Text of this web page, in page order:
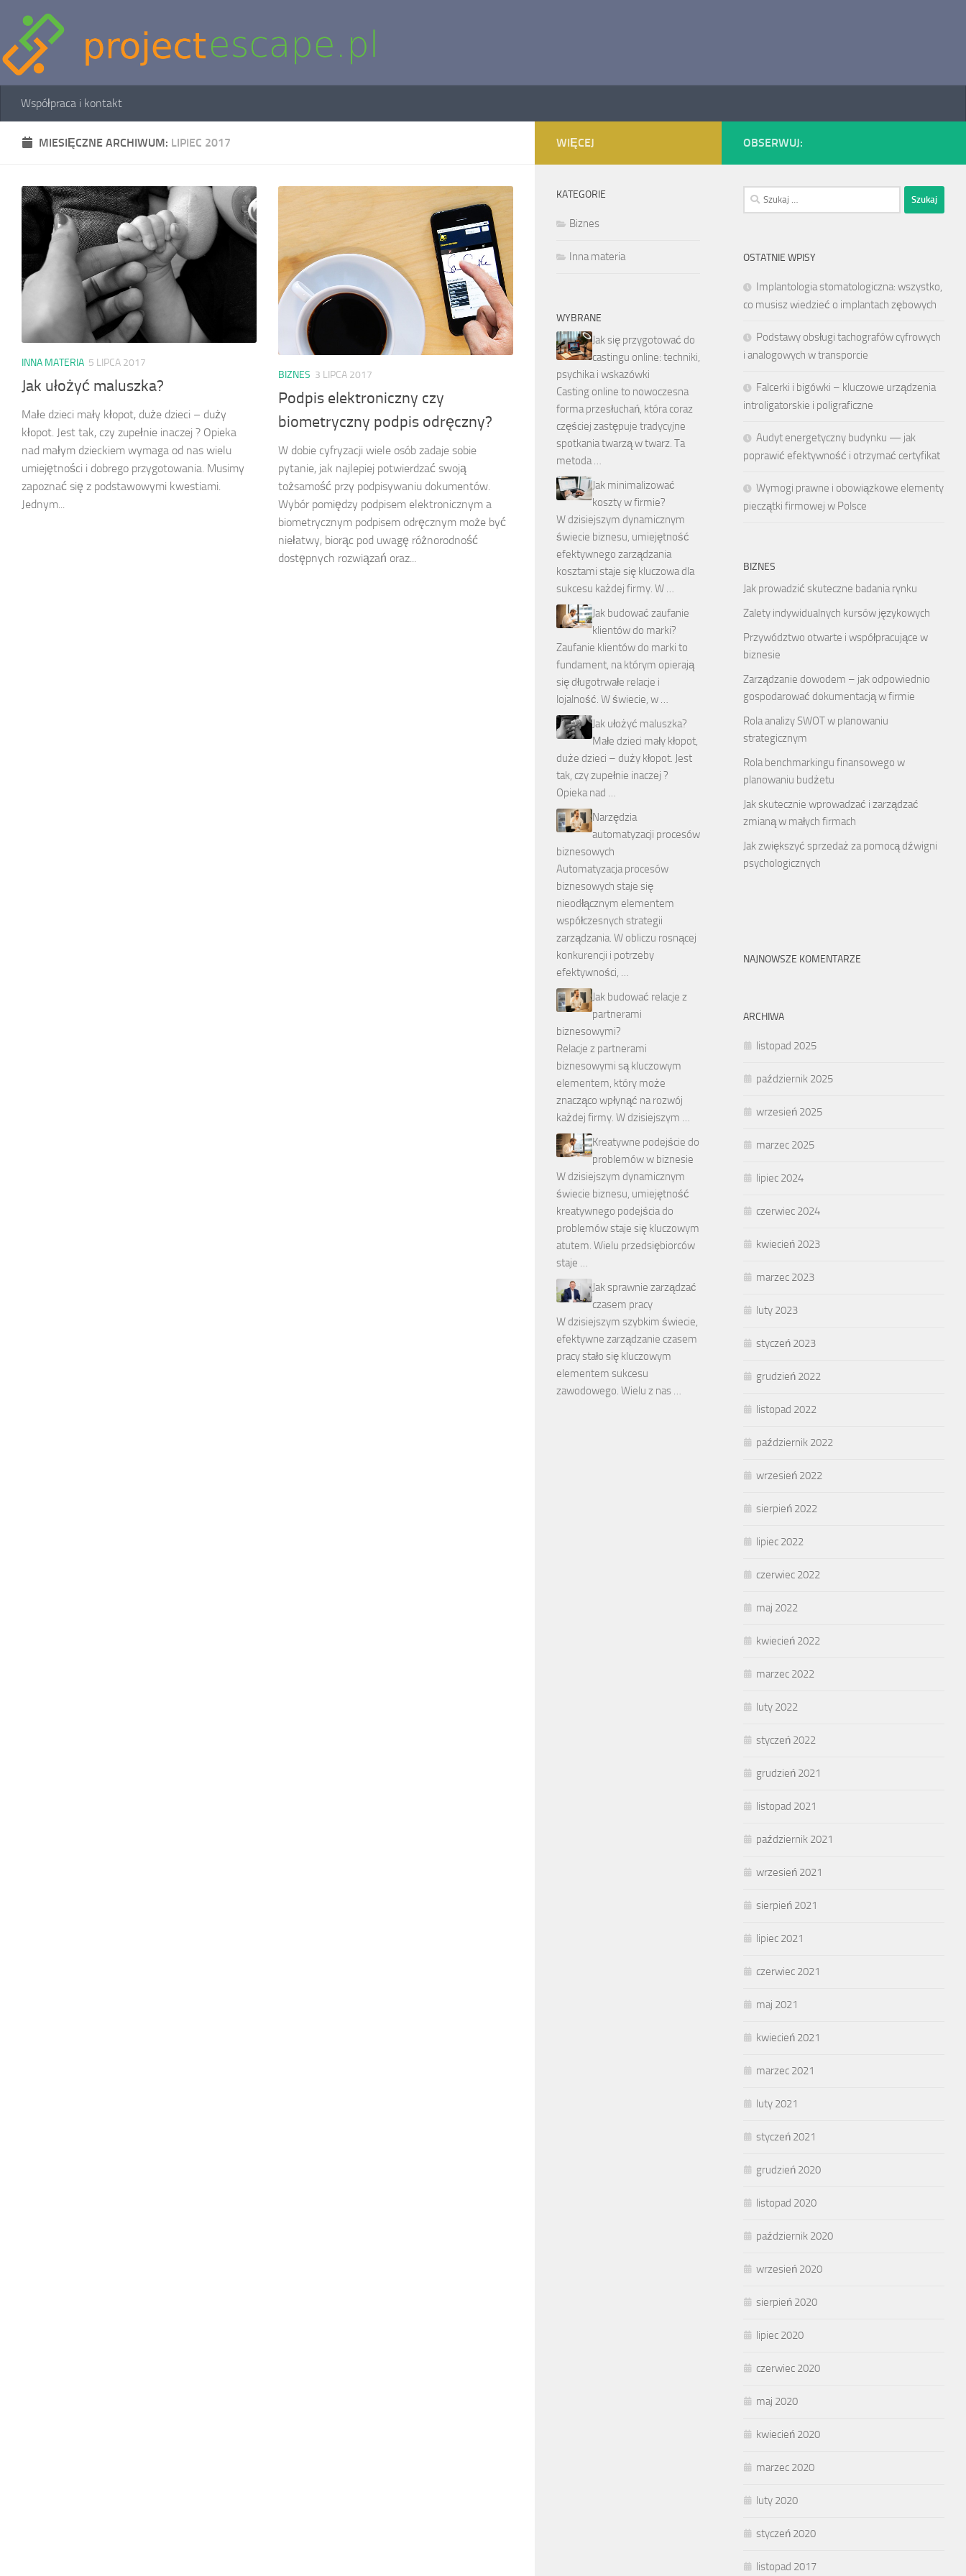
Skip to content
Współpraca i kontakt
MIESIĘCZNE ARCHIWUM: LIPIEC 2017
INNA MATERIA 5 LIPCA 2017
Jak ułożyć maluszka?
Małe dzieci mały kłopot, duże dzieci – duży
kłopot. Jest tak, czy zupełnie inaczej ? Opieka
nad małym dzieckiem wymaga od nas wielu
umiejętności i dobrego przygotowania. Musimy
zapoznać się z podstawowymi kwestiami.
Jednym...
BIZNES 3 LIPCA 2017
Podpis elektroniczny czy
biometryczny podpis odręczny?
W dobie cyfryzacji wiele osób zadaje sobie
pytanie, jak najlepiej potwierdzać swoją
tożsamość przy podpisywaniu dokumentów.
Wybór pomiędzy podpisem elektronicznym a
biometrycznym podpisem odręcznym może być
niełatwy, biorąc pod uwagę różnorodność
dostępnych rozwiązań oraz...
OBSERWUJ:
Szukaj:
OSTATNIE WPISY
Implantologia stomatologiczna: wszystko,
co musisz wiedzieć o implantach zębowych
Podstawy obsługi tachografów cyfrowych
i analogowych w transporcie
Falcerki i bigówki – kluczowe urządzenia
introligatorskie i poligraficzne
Audyt energetyczny budynku — jak
poprawić efektywność i otrzymać certyfikat
Wymogi prawne i obowiązkowe elementy
pieczątki firmowej w Polsce
BIZNES
Jak prowadzić skuteczne badania rynku
Zalety indywidualnych kursów językowych
Przywództwo otwarte i współpracujące w
biznesie
Zarządzanie dowodem – jak odpowiednio
gospodarować dokumentacją w firmie
Rola analizy SWOT w planowaniu
strategicznym
Rola benchmarkingu finansowego w
planowaniu budżetu
Jak skutecznie wprowadzać i zarządzać
zmianą w małych firmach
Jak zwiększyć sprzedaż za pomocą dźwigni
psychologicznych
NAJNOWSZE KOMENTARZE
ARCHIWA
listopad 2025
październik 2025
wrzesień 2025
marzec 2025
lipiec 2024
czerwiec 2024
kwiecień 2023
marzec 2023
luty 2023
styczeń 2023
grudzień 2022
listopad 2022
październik 2022
wrzesień 2022
sierpień 2022
lipiec 2022
czerwiec 2022
maj 2022
kwiecień 2022
marzec 2022
luty 2022
styczeń 2022
grudzień 2021
listopad 2021
październik 2021
wrzesień 2021
sierpień 2021
lipiec 2021
czerwiec 2021
maj 2021
kwiecień 2021
marzec 2021
luty 2021
styczeń 2021
grudzień 2020
listopad 2020
październik 2020
wrzesień 2020
sierpień 2020
lipiec 2020
czerwiec 2020
maj 2020
kwiecień 2020
marzec 2020
luty 2020
styczeń 2020
listopad 2017
WIĘCEJ
KATEGORIE
Biznes
Inna materia
WYBRANE
Jak się przygotować do
castingu online: techniki,
psychika i wskazówki
Casting online to nowoczesna
forma przesłuchań, która coraz
częściej zastępuje tradycyjne
spotkania twarzą w twarz. Ta
metoda …
Jak minimalizować
koszty w firmie?
W dzisiejszym dynamicznym
świecie biznesu, umiejętność
efektywnego zarządzania
kosztami staje się kluczowa dla
sukcesu każdej firmy. W …
Jak budować zaufanie
klientów do marki?
Zaufanie klientów do marki to
fundament, na którym opierają
się długotrwałe relacje i
lojalność. W świecie, w …
Jak ułożyć maluszka?
Małe dzieci mały kłopot,
duże dzieci – duży kłopot. Jest
tak, czy zupełnie inaczej ?
Opieka nad …
Narzędzia
automatyzacji procesów
biznesowych
Automatyzacja procesów
biznesowych staje się
nieodłącznym elementem
współczesnych strategii
zarządzania. W obliczu rosnącej
konkurencji i potrzeby
efektywności, …
Jak budować relacje z
partnerami
biznesowymi?
Relacje z partnerami
biznesowymi są kluczowym
elementem, który może
znacząco wpłynąć na rozwój
każdej firmy. W dzisiejszym …
Kreatywne podejście do
problemów w biznesie
W dzisiejszym dynamicznym
świecie biznesu, umiejętność
kreatywnego podejścia do
problemów staje się kluczowym
atutem. Wielu przedsiębiorców
staje …
Jak sprawnie zarządzać
czasem pracy
W dzisiejszym szybkim świecie,
efektywne zarządzanie czasem
pracy stało się kluczowym
elementem sukcesu
zawodowego. Wielu z nas …